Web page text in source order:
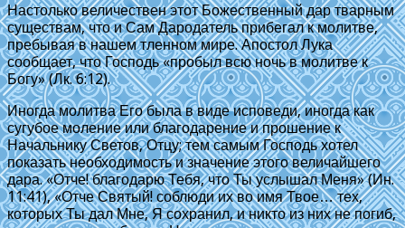
Настолько величествен этот Божественный дар тварным
существам, что и Сам Дародатель прибегал к молитве,
пребывая в нашем тленном мире. Апостол Лука
сообщает, что Господь «пробыл всю ночь в молитве к
Богу» (Лк. 6:12).
Иногда молитва Его была в виде исповеди, иногда как
сугубое моление или благодарение и прошение к
Начальнику Светов, Отцу; тем самым Господь хотел
показать необходимость и значение этого величайшего
дара. «Отче! благодарю Тебя, что Ты услышал Меня» (Ин.
11:41), «Отче Святый! соблюди их во имя Твое… тех,
которых Ты дал Мне, Я сохранил, и никто из них не погиб,